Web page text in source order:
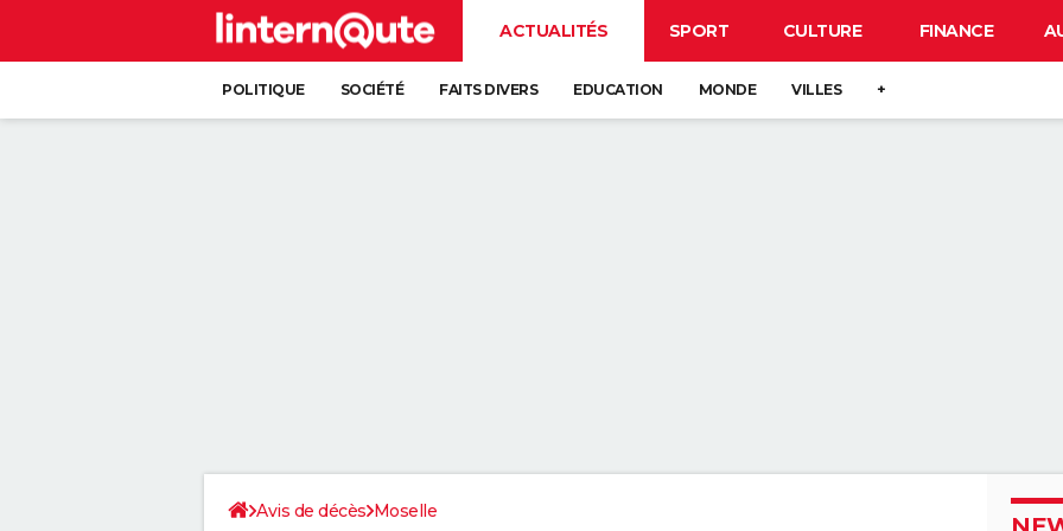
ACTUALITÉS SPORT CULTURE FINANCE
POLITIQUE SOCIÉTÉ FAITS DIVERS EDUCATION MONDE VILLES +
Avis de décès Moselle